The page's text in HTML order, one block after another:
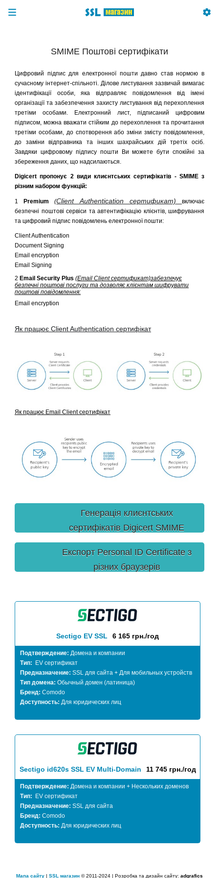
SMIME Поштові сертифікати
Цифровий підпис для електронної пошти давно став нормою в
сучасному інтернет-спільноті. Ділове листування зазвичай вимагає
ідентифікації особи, яка відправляє повідомлення від імені
організації та забезпечення захисту листування від перехоплення
третіми особами. Електронний лист, підписаний цифровим
підписом, можна вважати стійким до перехоплення та прочитання
третіми особами, до спотворення або зміни змісту повідомлення,
до заміни відправника та інших шахрайських дій третіх осіб.
Завдяки цифровому підпису пошти Ви можете бути спокійні за
збереження даних, що надсилаються.
Digicert пропонує 2 види клиєнтських сертифікатів - SMIME з
різним набором функцій:
1 Premium(Client Authentication сертификат)
включає
безпечні поштові сервіси та автентифікацію клієнтів, шифрування
та цифровий підпис повідомлень електронної пошти:
Client Authentication
Document Signing
Email encryption
Email Signing
2 Email Security Plus (Email Client сертификат)забезпечує
безпечні поштові послуги та дозволяє клієнтам шифрувати
поштові повідомлення:
Email encryption
Як працює Client Authentication сертифікат
Як працює Email Client сертифікат
Генерація клиєнтських
сертифікатів Digicert SMIME
Personal ID Certificate
Експорт Personal ID Certificate з
різних браузерів
Sectigo EV SSL 6 165 грн./год
Подтверждение: Домена и компании
Тип:
EV сертификат
Предназначение: SSL для сайта + Для мобильных устройств
Тип домена: Обычный домен (латиница)
Бренд: Comodo
Доступность: Для юридических лиц
Sectigo id620s SSL EV Multi-Domain 11 745 грн./год
Подтверждение: Домена и компании + Нескольких доменов
Тип:
EV сертификат
Предназначение: SSL для сайта
Бренд: Comodo
Доступность: Для юридических лиц
Мапа сайту | SSL магазин © 2011-2024 | Розробка та дизайн сайту: adgrafics